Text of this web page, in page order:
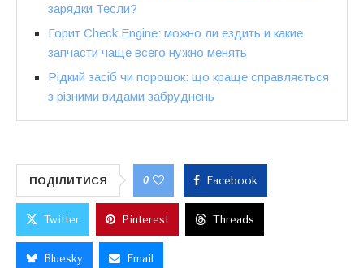
зарядки Тесли?
Горит Check Engine: можно ли ездить и какие
запчасти чаще всего нужно менять
Рідкий засіб чи порошок: що краще справляється
з різними видами забруднень
ПОДІЛИТИСЯ 0 Facebook
Twitter Pinterest Threads
Bluesky Email